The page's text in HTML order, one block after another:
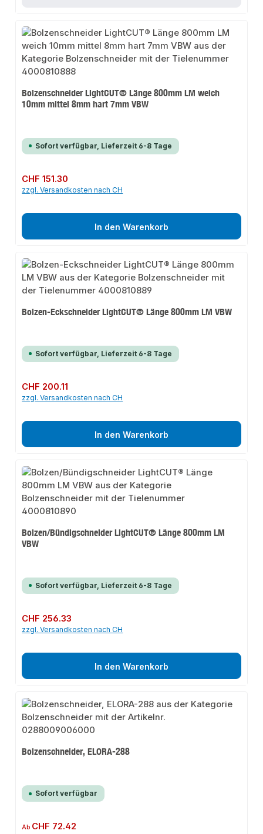
Bolzenschneider LightCUT® Länge 800mm LM weich
10mm mittel 8mm hart 7mm VBW
Sofort verfügbar, Lieferzeit 6-8 Tage
Regulärer Preis:
CHF 151.30
zzgl. Versandkosten nach CH
In den Warenkorb
Bolzen-Eckschneider LightCUT® Länge 800mm LM VBW
Sofort verfügbar, Lieferzeit 6-8 Tage
Regulärer Preis:
CHF 200.11
zzgl. Versandkosten nach CH
In den Warenkorb
Bolzen/Bündigschneider LightCUT® Länge 800mm LM
VBW
Sofort verfügbar, Lieferzeit 6-8 Tage
Regulärer Preis:
CHF 256.33
zzgl. Versandkosten nach CH
In den Warenkorb
Bolzenschneider, ELORA-288
Sofort verfügbar
Regulärer Preis:
Ab CHF 72.42